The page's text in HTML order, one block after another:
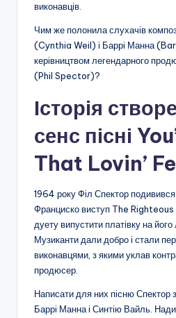
виконавців.
Чим же полонила слухачів
(Cynthia Weil) і Баррі Манна
керівництвом легендарного
(Phil Spector)?
Історія
сенс пісні
That Lovin’
1964 року Філ Спектор
Франциско виступ The Righteous
дуету випустити платівку на
Музиканти дали добро і стали
виконавцями, з якими уклав
продюсер.
Написати для них пісню Спектор
Баррі Манна і Синтію Вайль.